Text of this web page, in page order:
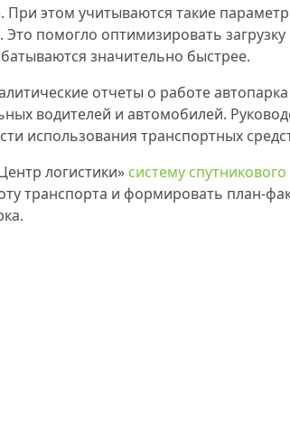
этом учитываются такие
помогло оптимизировать
значительно быстрее.
отчеты о работе
водителей и автомобилей.
использования транспортных
логистики» систему
транспорта и формировать план-